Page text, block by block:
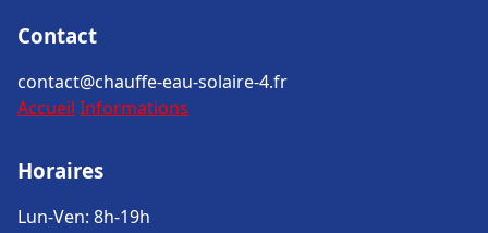
Contact
contact@chauffe-eau-solaire-4.fr
Accueil Informations
Horaires
Lun-Ven: 8h-19h